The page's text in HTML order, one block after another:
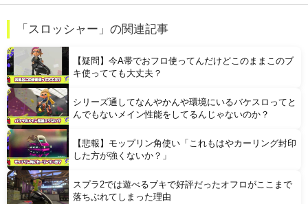
今iPhone 17 Pro Max買うってあり？
Powered by livedoor 相互RSS
「スロッシャー」の関連記事
【疑問】今A帯でおフロ使ってんだけどこのままこのブ
キ使ってても大丈夫？
シリーズ通してなんやかんや環境にいるバケスロってと
んでもないメイン性能をしてるんじゃないのか？
【悲報】モップリン角使い「これもはやカーリング封印
した方が強くないか？」
スプラ2では遊べるブキで好評だったオフロがここまで
落ちぶれてしまった理由